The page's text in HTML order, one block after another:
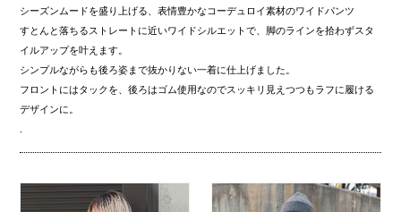
シーズンムードを盛り上げる、表情豊かなコーデュロイ素材のワイドパンツ
すとんと落ちるストレートに近いワイドシルエットで、脚のラインを拾わずスタ
イルアップを叶えます。
シンプルながらも後ろ姿まで抜かりない一着に仕上げました。
フロントにはタックを、後ろはゴム使用なのでスッキリ見えつつもラフに履ける
デザインに。